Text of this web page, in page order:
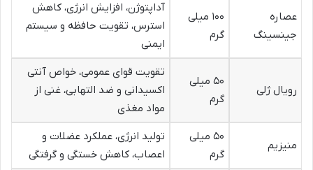
عصاره
جینسینگ
۱۰۰ میلی
گرم
آداپتوژن، افزایش انرژی، کاهش
استرس، تقویت حافظه و سیستم
ایمنی
رویال ژلی
۵۰ میلی
گرم
تقویت قوای عمومی، خواص آنتی
اکسیدانی و ضد التهابی، غنی از
مواد مغذی
منیزیم
۵۰ میلی
گرم
تولید انرژی، عملکرد عضلات و
اعصاب، کاهش خستگی و گرفتگی